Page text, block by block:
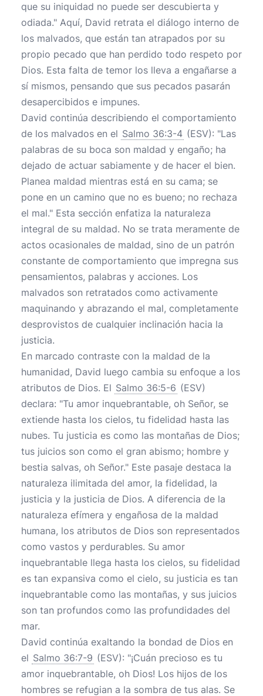
que su iniquidad no puede ser descubierta y
odiada." Aquí, David retrata el diálogo interno de
los malvados, que están tan atrapados por su
propio pecado que han perdido todo respeto por
Dios. Esta falta de temor los lleva a engañarse a
sí mismos, pensando que sus pecados pasarán
desapercibidos e impunes.
David continúa describiendo el comportamiento
de los malvados en el Salmo 36:3-4 (ESV): "Las
palabras de su boca son maldad y engaño; ha
dejado de actuar sabiamente y de hacer el bien.
Planea maldad mientras está en su cama; se
pone en un camino que no es bueno; no rechaza
el mal." Esta sección enfatiza la naturaleza
integral de su maldad. No se trata meramente de
actos ocasionales de maldad, sino de un patrón
constante de comportamiento que impregna sus
pensamientos, palabras y acciones. Los
malvados son retratados como activamente
maquinando y abrazando el mal, completamente
desprovistos de cualquier inclinación hacia la
justicia.
En marcado contraste con la maldad de la
humanidad, David luego cambia su enfoque a los
atributos de Dios. El Salmo 36:5-6 (ESV)
declara: "Tu amor inquebrantable, oh Señor, se
extiende hasta los cielos, tu fidelidad hasta las
nubes. Tu justicia es como las montañas de Dios;
tus juicios son como el gran abismo; hombre y
bestia salvas, oh Señor." Este pasaje destaca la
naturaleza ilimitada del amor, la fidelidad, la
justicia y la justicia de Dios. A diferencia de la
naturaleza efímera y engañosa de la maldad
humana, los atributos de Dios son representados
como vastos y perdurables. Su amor
inquebrantable llega hasta los cielos, su fidelidad
es tan expansiva como el cielo, su justicia es tan
inquebrantable como las montañas, y sus juicios
son tan profundos como las profundidades del
mar.
David continúa exaltando la bondad de Dios en
el Salmo 36:7-9 (ESV): "¡Cuán precioso es tu
amor inquebrantable, oh Dios! Los hijos de los
hombres se refugian a la sombra de tus alas. Se